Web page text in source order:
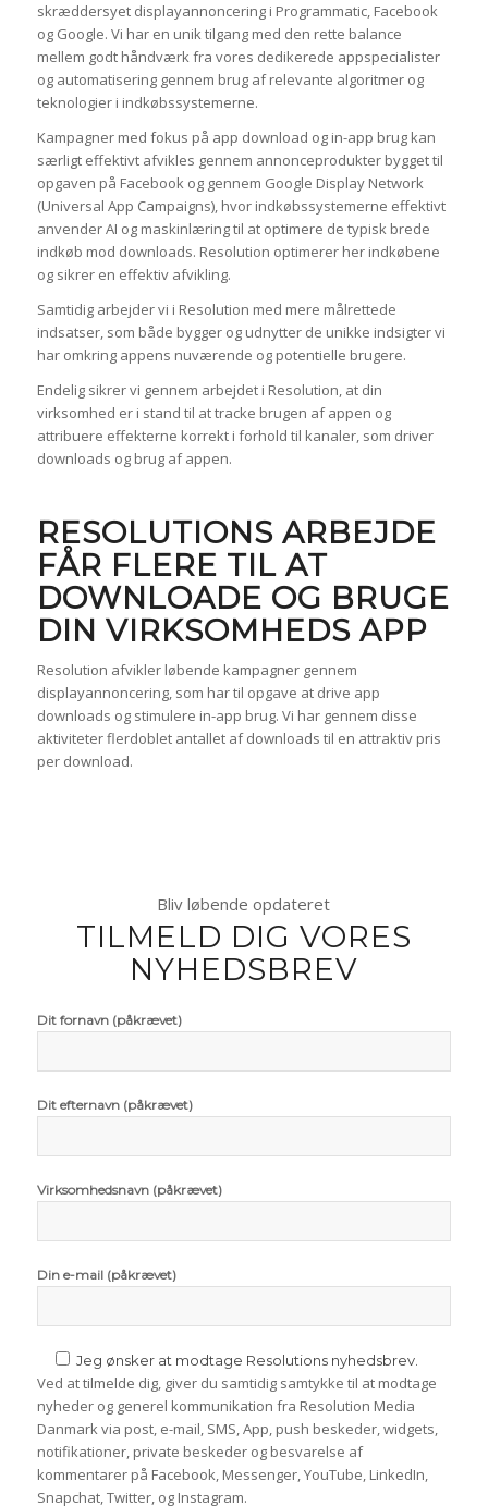
skræddersyet displayannoncering i Programmatic, Facebook
og Google. Vi har en unik tilgang med den rette balance
mellem godt håndværk fra vores dedikerede appspecialister
og automatisering gennem brug af relevante algoritmer og
teknologier i indkøbssystemerne.
Kampagner med fokus på app download og in-app brug kan
særligt effektivt afvikles gennem annonceprodukter bygget til
opgaven på Facebook og gennem Google Display Network
(Universal App Campaigns), hvor indkøbssystemerne effektivt
anvender AI og maskinlæring til at optimere de typisk brede
indkøb mod downloads. Resolution optimerer her indkøbene
og sikrer en effektiv afvikling.
Samtidig arbejder vi i Resolution med mere målrettede
indsatser, som både bygger og udnytter de unikke indsigter vi
har omkring appens nuværende og potentielle brugere.
Endelig sikrer vi gennem arbejdet i Resolution, at din
virksomhed er i stand til at tracke brugen af appen og
attribuere effekterne korrekt i forhold til kanaler, som driver
downloads og brug af appen.
RESOLUTIONS ARBEJDE
FÅR FLERE TIL AT
DOWNLOADE OG BRUGE
DIN VIRKSOMHEDS APP
Resolution afvikler løbende kampagner gennem
displayannoncering, som har til opgave at drive app
downloads og stimulere in-app brug. Vi har gennem disse
aktiviteter flerdoblet antallet af downloads til en attraktiv pris
per download.
Bliv løbende opdateret
TILMELD DIG VORES
NYHEDSBREV
Dit fornavn (påkrævet)
Dit efternavn (påkrævet)
Virksomhedsnavn (påkrævet)
Din e-mail (påkrævet)
Jeg ønsker at modtage Resolutions nyhedsbrev.
Ved at tilmelde dig, giver du samtidig samtykke til at modtage
nyheder og generel kommunikation fra Resolution Media
Danmark via post, e-mail, SMS, App, push beskeder, widgets,
notifikationer, private beskeder og besvarelse af
kommentarer på Facebook, Messenger, YouTube, LinkedIn,
Snapchat, Twitter, og Instagram.